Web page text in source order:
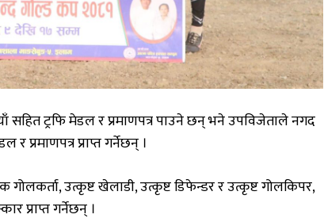
सहितट्रफिमेडलरप्रमाणपत्रपाउनेछन्भनेउपविजेतालेनगद
रप्रमाणपत्रप्राप्तगर्नेछन् ।
गोलकर्ता,उत्कृष्टखेलाडी,उत्कृष्टडिफेन्डररउत्कृष्टगोलकिपर,
प्राप्तगर्नेछन् ।